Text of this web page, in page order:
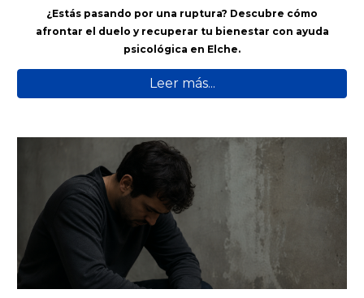
¿Estás pasando por una ruptura? Descubre cómo
afrontar el duelo y recuperar tu bienestar con ayuda
psicológica en Elche.
Leer más...